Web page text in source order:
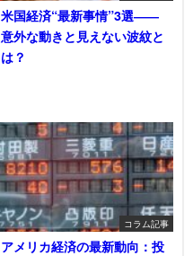
米国経済“最新事情”3選――
意外な動きと見えない波紋と
は？
コラム記事
アメリカ経済の最新動向：投